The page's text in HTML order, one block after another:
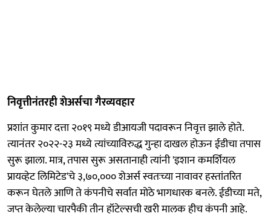
निवृत्तीनंतरही शेअर्सचा गैरव्यवहार
प्रशांत कुमार दत्ता २०१९ मध्ये डीआयजी पदावरून निवृत्त झाले होते.
त्यानंतर २०२२-२३ मध्ये त्यांच्याविरुद्ध गुन्हा दाखल होऊन ईडीचा तपास
सुरू झाला. मात्र, तपास सुरू असतानाही त्यांनी 'इशान कमर्शियल
प्रायव्हेट लिमिटेड'चे ३,७०,००० शेअर्स स्वतःच्या नावावर हस्तांतरित
करून घेतले आणि ते कंपनीचे सर्वात मोठे भागधारक बनले. ईडीच्या मते,
जप्त केलेल्या चारपैकी तीन हॉटेल्सची खरी मालक हीच कंपनी आहे.